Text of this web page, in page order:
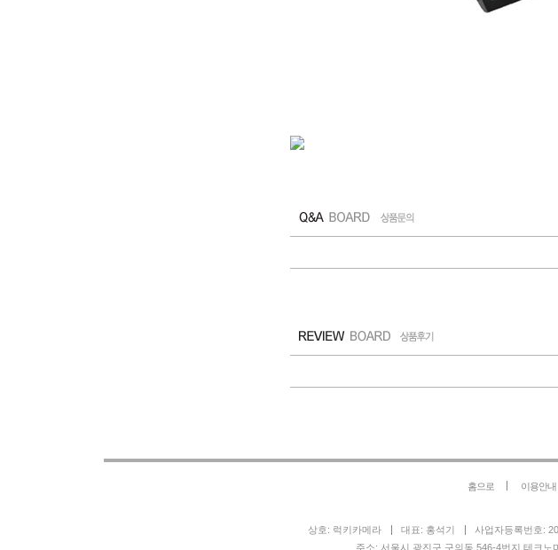
홈으로 이용안내
상호: 럭키카메라 대표: 홍석기 사업자등록번호:
주소: 서울시 광진구 구의동 546-4번지 테크노